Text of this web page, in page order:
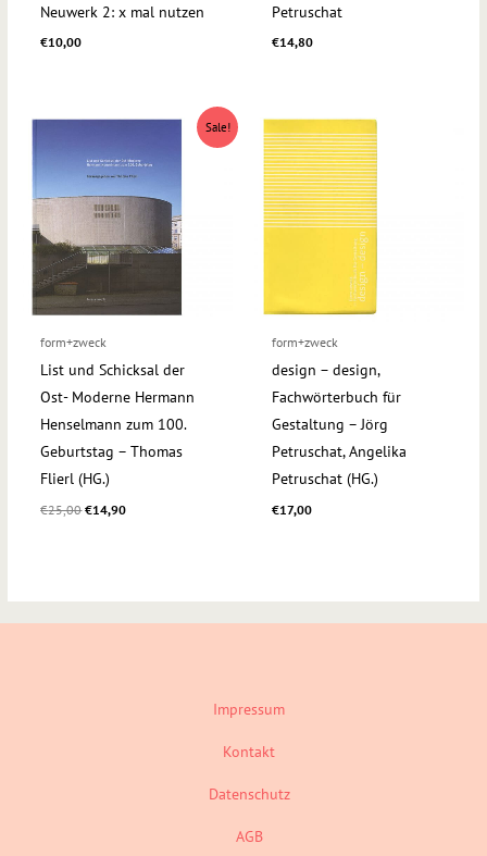
Neuwerk 2: x mal nutzen
€10,00
Petruschat
€14,80
Sale!
form+zweck
List und Schicksal der
Ost- Moderne Hermann
Henselmann zum 100.
Geburtstag – Thomas
Flierl (HG.)
€25,00
Ursprünglicher
war:
€25,00
€14,90
Aktueller
€14,90.
form+zweck
design − design,
Fachwörterbuch für
Gestaltung – Jörg
Petruschat, Angelika
Petruschat (HG.)
€17,00
Impressum
Kontakt
Datenschutz
AGB